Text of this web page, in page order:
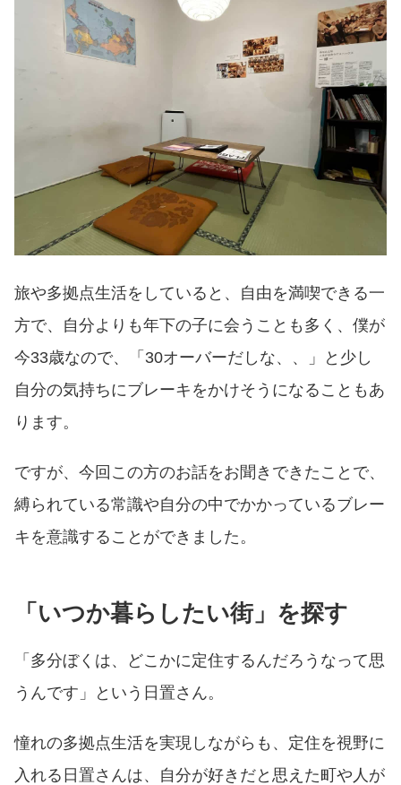
旅や多拠点生活をしていると、自由を満喫できる一
方で、自分よりも年下の子に会うことも多く、僕が
今33歳なので、「30オーバーだしな、、」と少し
自分の気持ちにブレーキをかけそうになることもあ
ります。
ですが、今回この方のお話をお聞きできたことで、
縛られている常識や自分の中でかかっているブレー
キを意識することができました。
「いつか暮らしたい街」を探す
「多分ぼくは、どこかに定住するんだろうなって思
うんです」という日置さん。
憧れの多拠点生活を実現しながらも、定住を視野に
入れる日置さんは、自分が好きだと思えた町や人が